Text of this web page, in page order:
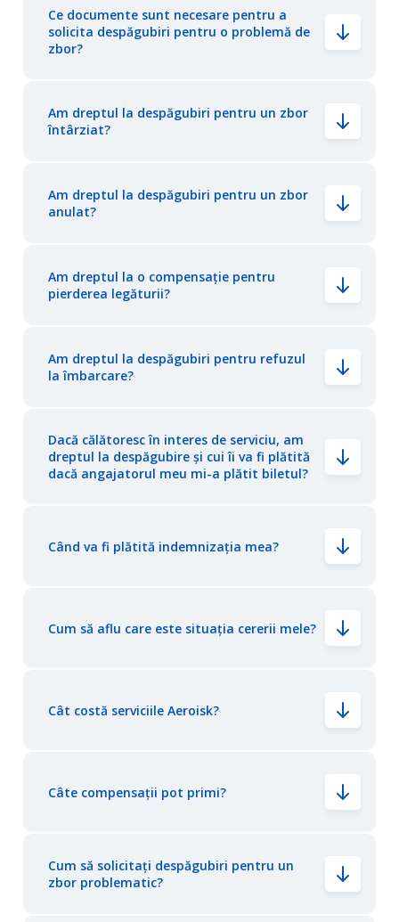
Ce documente sunt necesare pentru a
solicita despăgubiri pentru o problemă de
zbor?
Am dreptul la despăgubiri pentru un zbor
întârziat?
Am dreptul la despăgubiri pentru un zbor
anulat?
Am dreptul la o compensație pentru
pierderea legăturii?
Am dreptul la despăgubiri pentru refuzul
la îmbarcare?
Dacă călătoresc în interes de serviciu, am
dreptul la despăgubire și cui îi va fi plătită
dacă angajatorul meu mi-a plătit biletul?
Când va fi plătită indemnizația mea?
Cum să aflu care este situația cererii mele?
Cât costă serviciile Aeroisk?
Câte compensații pot primi?
Cum să solicitați despăgubiri pentru un
zbor problematic?